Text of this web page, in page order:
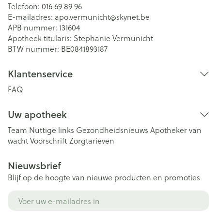
Telefoon: 016 69 89 96
E-mailadres: apo.vermunicht@skynet.be
APB nummer: 131604
Apotheek titularis: Stephanie Vermunicht
BTW nummer: BE0841893187
Klantenservice
FAQ
Uw apotheek
Team Nuttige links Gezondheidsnieuws Apotheker van
wachtVoorschriftZorgtarieven
Nieuwsbrief
Blijf op de hoogte van nieuwe producten en promoties